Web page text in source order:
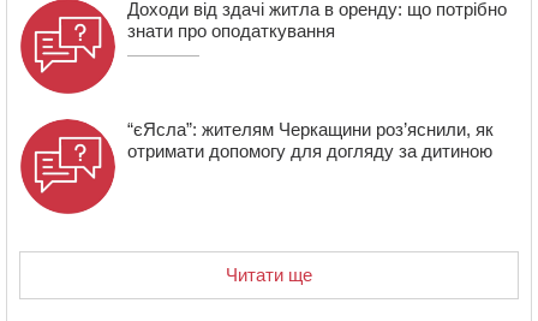
Доходи від здачі житла в оренду: що потрібно
знати про оподаткування
“єЯсла”: жителям Черкащини роз’яснили, як
отримати допомогу для догляду за дитиною
Читати ще